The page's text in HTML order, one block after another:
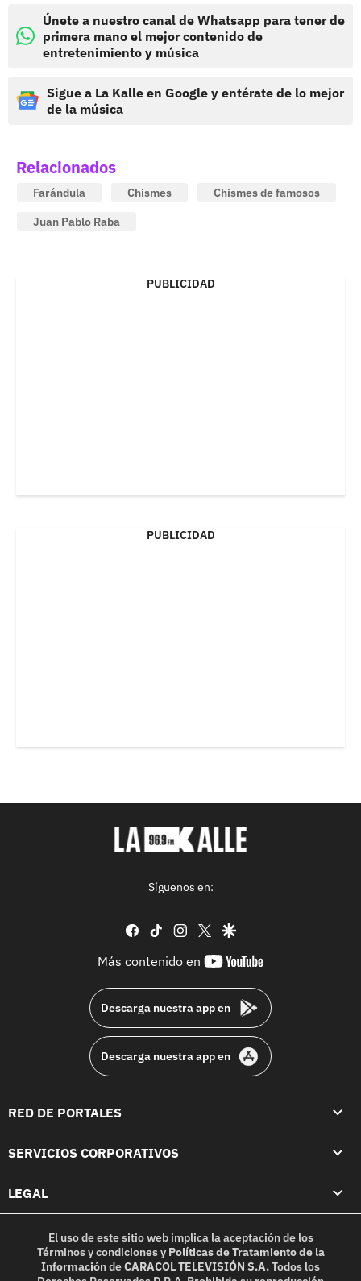
Únete a nuestro canal de Whatsapp para tener de
primera mano el mejor contenido de
entretenimiento y música
Sigue a La Kalle en Google y entérate de lo mejor
de la música
Relacionados
Farándula Chismes
Chismes de famosos
Juan Pablo Raba
PUBLICIDAD
PUBLICIDAD
Síguenos en:
facebook
tiktok instagram
twittergoogle
Más contenido en
youtube-
Descarga nuestra app en
Descarga nuestra app en
RED DE PORTALES
SERVICIOS CORPORATIVOS
LEGAL
El uso de este sitio web implica la aceptación de los
Términos y condicionesy Políticas de Tratamiento de la
InformacióndeCARACOL TELEVISIÓN S.A.Todos los